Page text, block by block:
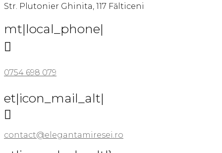
Str. Plutonier Ghinita, 117 Fălticeni
mt|local_phone|

0754 698 079
et|icon_mail_alt|

contact@elegantamiresei.ro